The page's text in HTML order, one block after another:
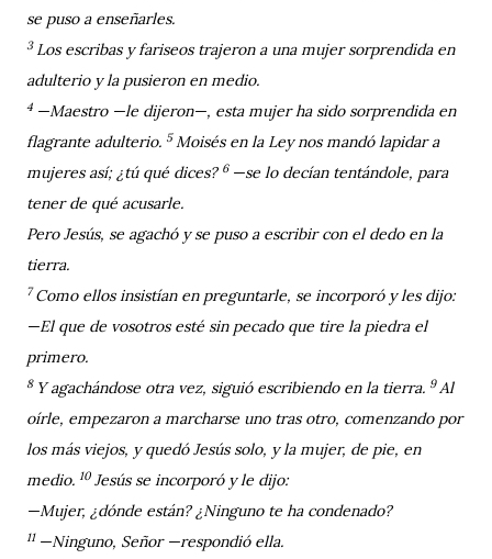
se puso a enseñarles.
3 Los escribas y fariseos trajeron a una mujer sorprendida en
adulterio y la pusieron en medio.
4 —Maestro —le dijeron—, esta mujer ha sido sorprendida en
flagrante adulterio. 5Moisés en la Ley nos mandó lapidar a
mujeres así; ¿tú qué dices? 6 —se lo decían tentándole, para
tener de qué acusarle.
Pero Jesús, se agachó y se puso a escribir con el dedo en la
tierra.
7Como ellos insistían en preguntarle, se incorporó y les dijo:
—El que de vosotros esté sin pecado que tire la piedra el
primero.
8 Y agachándose otra vez, siguió escribiendo en la tierra. 9Al
oírle, empezaron a marcharse uno tras otro, comenzando por
los más viejos, y quedó Jesús solo, y la mujer, de pie, en
medio. 10 Jesús se incorporó y le dijo:
—Mujer, ¿dónde están? ¿Ninguno te ha condenado?
11 —Ninguno, Señor —respondió ella.